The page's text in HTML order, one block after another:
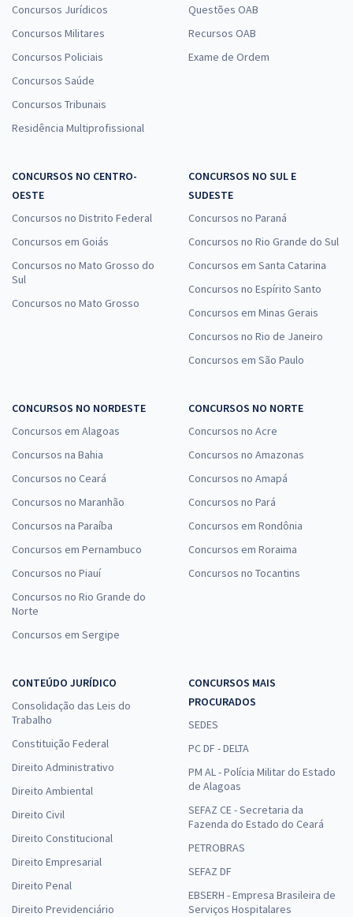
TRF 5ª Região - Tribunal Regional Federal da 5ª Região -
Oficial de Justiça Avaliador Federal
Economize R$ 79,96 (-20%)
Concursos Jurídicos
Concursos Militares
Concursos Policiais
Concursos Saúde
Concursos Tribunais
Residência Multiprofissional
Questões OAB
Recursos OAB
Exame de Ordem
CONCURSOS NO CENTRO-
OESTE
Concursos no Distrito Federal
Concursos em Goiás
Concursos no Mato Grosso do
Sul
Concursos no Mato Grosso
CONCURSOS NO SUL E
SUDESTE
Concursos no Paraná
Concursos no Rio Grande do Sul
Concursos em Santa Catarina
Concursos no Espírito Santo
Concursos em Minas Gerais
Concursos no Rio de Janeiro
Concursos em São Paulo
CONCURSOS NO NORDESTE
Concursos em Alagoas
Concursos na Bahia
Concursos no Ceará
Concursos no Maranhão
Concursos na Paraíba
Concursos em Pernambuco
Concursos no Piauí
Concursos no Rio Grande do
Norte
Concursos em Sergipe
CONCURSOS NO NORTE
Concursos no Acre
Concursos no Amazonas
Concursos no Amapá
Concursos no Pará
Concursos em Rondônia
Concursos em Roraima
Concursos no Tocantins
CONTEÚDO JURÍDICO
Consolidação das Leis do
Trabalho
Constituição Federal
Direito Administrativo
Direito Ambiental
Direito Civil
Direito Constitucional
Direito Empresarial
Direito Penal
Direito Previdenciário
CONCURSOS MAIS
PROCURADOS
SEDES
PC DF - DELTA
PM AL - Polícia Militar do Estado
de Alagoas
SEFAZ CE - Secretaria da
Fazenda do Estado do Ceará
PETROBRAS
SEFAZ DF
EBSERH - Empresa Brasileira de
Serviços Hospitalares